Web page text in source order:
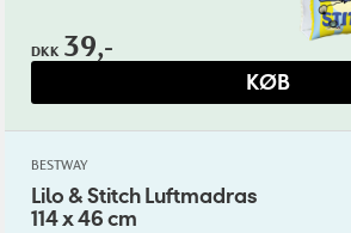
DKK 39,-
KØB
BESTWAY
Lilo & Stitch Luftmadras
114 x 46 cm